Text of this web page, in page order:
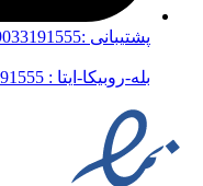
پشتیبانی :09033191555 واتس آپ
بله-روبیکا-ایتا : 09033191555